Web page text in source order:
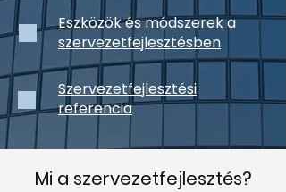
Eszközök és módszerek a
szervezetfejlesztésben
Szervezetfejlesztési
referencia
Mi a szervezetfejlesztés?